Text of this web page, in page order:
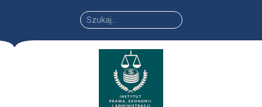
font
size.
font
size.